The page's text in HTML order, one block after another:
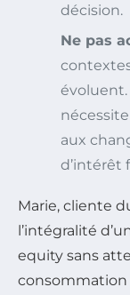
décision.
Ne pas
évoluent.
aux
d’intérêt
Marie, cliente
l’intégralité
equity sans
consommation